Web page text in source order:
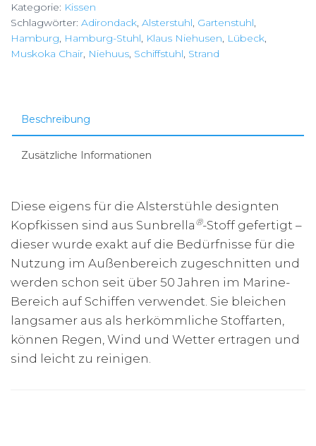
Menge
Kategorie: Kissen
Schlagwörter: Adirondack, Alsterstuhl, Gartenstuhl,
Hamburg, Hamburg-Stuhl, Klaus Niehusen, Lübeck,
Muskoka Chair, Niehuus, Schiffstuhl, Strand
Beschreibung
Zusätzliche Informationen
Diese eigens für die Alsterstühle designten
Kopfkissen sind aus Sunbrella ®-Stoff gefertigt –
dieser wurde exakt auf die Bedürfnisse für die
Nutzung im Außenbereich zugeschnitten und
werden schon seit über 50 Jahren im Marine-
Bereich auf Schiffen verwendet. Sie bleichen
langsamer aus als herkömmliche Stoffarten,
können Regen, Wind und Wetter ertragen und
sind leicht zu reinigen.